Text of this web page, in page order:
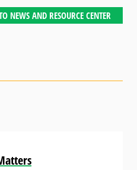
NEWS AND RESOURCE CENTER